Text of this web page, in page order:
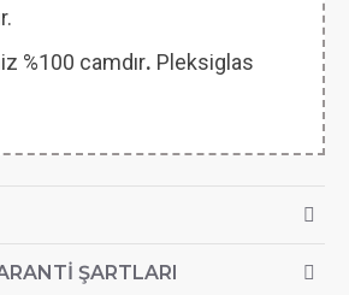
%100 camdır. Pleksiglas
ŞARTLARI